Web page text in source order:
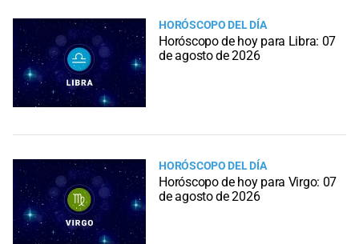
HORÓSCOPO DEL DÍA
Horóscopo de hoy para Libra: 07
de agosto de 2026
HORÓSCOPO DEL DÍA
Horóscopo de hoy para Virgo: 07
de agosto de 2026